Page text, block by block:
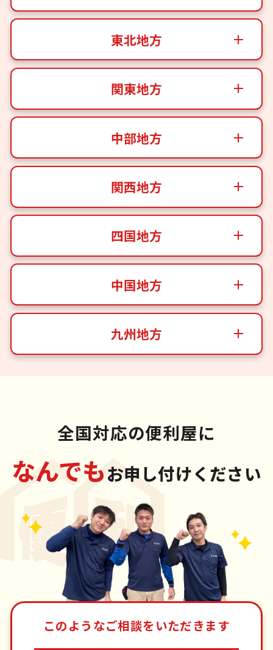
東北地方
関東地方
中部地方
関西地方
四国地方
中国地方
九州地方
全国対応の便利屋に
なんでもお申し付けください
このようなご相談をいただきます